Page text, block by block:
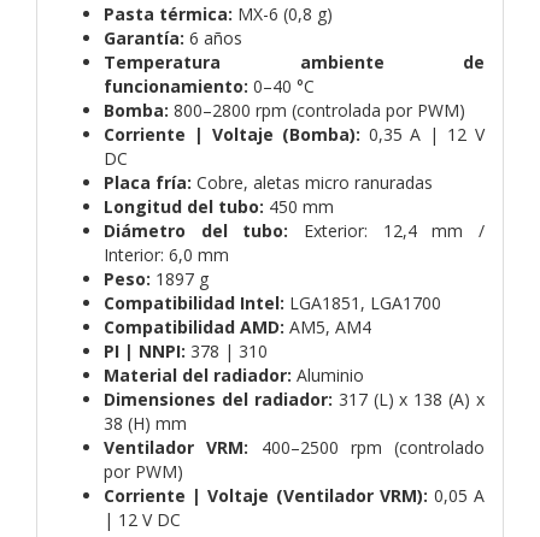
Pasta térmica: MX-6 (0,8 g)
Garantía: 6 años
Temperatura ambiente de
funcionamiento: 0–40 °C
Bomba: 800–2800 rpm (controlada por PWM)
Corriente | Voltaje (Bomba): 0,35 A | 12 V
DC
Placa fría: Cobre, aletas micro ranuradas
Longitud del tubo: 450 mm
Diámetro del tubo: Exterior: 12,4 mm /
Interior: 6,0 mm
Peso: 1897 g
Compatibilidad Intel: LGA1851, LGA1700
Compatibilidad AMD: AM5, AM4
PI | NNPI: 378 | 310
Material del radiador: Aluminio
Dimensiones del radiador: 317 (L) x 138 (A) x
38 (H) mm
Ventilador VRM: 400–2500 rpm (controlado
por PWM)
Corriente | Voltaje (Ventilador VRM): 0,05 A
| 12 V DC